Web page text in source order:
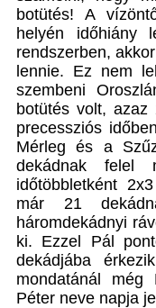
botütés! A
helyén időhiány
rendszerben,
lennie. Ez nem
szembeni
botütés volt,
precessziós
Mérleg és a
dekádnak felel
időtöbbletként
már 21
háromdekádnyi
ki. Ezzel Pál
dekádjába
mondatánál
Péter neve napja